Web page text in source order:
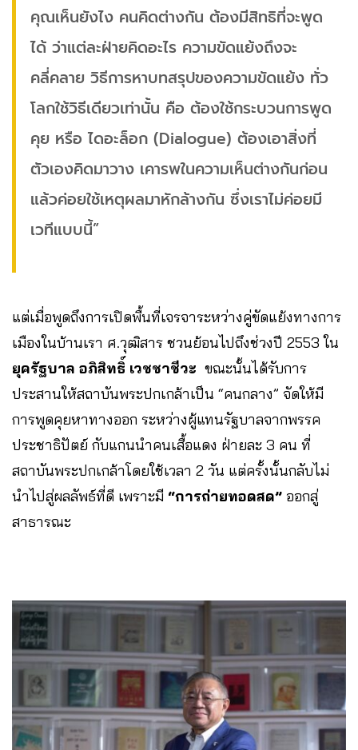
คุณเห็นยังไง คนคิดต่างกัน ต้องมีสิทธิที่จะพูด
ได้ ว่าแต่ละฝ่ายคิดอะไร ความขัดแย้งถึงจะ
คลี่คลาย วิธีการหาบทสรุปของความขัดแย้ง ทั่ว
โลกใช้วิธีเดียวเท่านั้น คือ ต้องใช้กระบวนการพูด
คุย หรือ ไดอะล็อก (Dialogue) ต้องเอาสิ่งที่
ตัวเองคิดมาวาง เคารพในความเห็นต่างกันก่อน
แล้วค่อยใช้เหตุผลมาหักล้างกัน ซึ่งเราไม่ค่อยมี
เวทีแบบนี้”
แต่เมื่อพูดถึงการเปิดพื้นที่เจรจาระหว่างคู่ขัดแย้งทางการ
เมืองในบ้านเรา ศ.วุฒิสาร ชวนย้อนไปถึงช่วงปี 2553 ใน
ยุครัฐบาล อภิสิทธิ์ เวชชาชีวะ ขณะนั้นได้รับการ
ประสานให้สถาบันพระปกเกล้าเป็น “คนกลาง” จัดให้มี
การพูดคุยหาทางออก ระหว่างผู้แทนรัฐบาลจากพรรค
ประชาธิปัตย์ กับแกนนำคนเสื้อแดง ฝ่ายละ 3 คน ที่
สถาบันพระปกเกล้าโดยใช้เวลา 2 วัน แต่ครั้งนั้นกลับไม่
นำไปสู่ผลลัพธ์ที่ดี เพราะมี “การถ่ายทอดสด” ออกสู่
สาธารณะ